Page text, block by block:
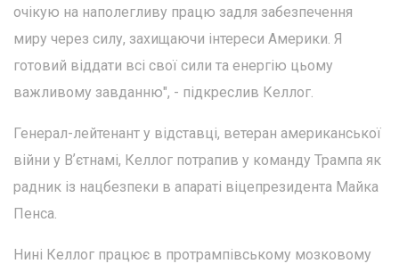
очікую на наполегливу працю задля забезпечення
миру через силу, захищаючи інтереси Америки. Я
готовий віддати всі свої сили та енергію цьому
важливому завданню", - підкреслив Келлог.
Генерал-лейтенант у відставці, ветеран американської
війни у Вʼєтнамі, Келлог потрапив у команду Трампа як
радник із нацбезпеки в апараті віцепрезидента Майка
Пенса.
Нині Келлог працює в протрампівському мозковому